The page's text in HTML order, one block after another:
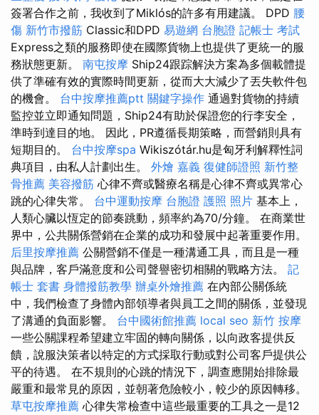
簽署合作之前，我收到了Miklós的許多有用建議。 DPD 腰
傷 新竹市撥筋 Classic和DPD 易遊網 台胞證 記帳士 考試
Express之類的服務即使在國際貨物上也提供了更統一的服
務狀態更新。 南屯按摩 Ship24跟踪解決方案為多個載體提
供了準確有效的實際時間更新，從而大大減少了丟失軟件包
的機會。 台中按摩推薦ptt 關鍵字操作 通過對貨物的持續
監控並立即通知問題，Ship24有助於保證您的行李安全，
準時到達目的地。 因此，PR遵循長期策略，而營銷則具有
短期目的。 台中按摩spa Wikiszótár.hu是匈牙利解釋性詞
典項目，由私人計劃出生。 外燴 嘉義 復健師證照 新竹整
骨推薦 美容撥筋 心律不齊或醫療名稱是心律不齊或異常心
跳的心律失常。 台中運動按摩 台胞證 護照 照片 基本上，
人類心臟以恆定的節奏跳動，頻率約為70/分鐘。 在商業世
界中，公共關係營銷在企業的成功和發展中起著重要作用。
后里按摩推薦 公關營銷不僅是一種溝通工具，而且是一種
與品牌，客戶滿意度和公司聲譽密切相關的戰略方法。 記
帳士 套書 身體撥筋教學 辦桌外燴推薦 在內部公關係統
中，我們檢查了身體內部領導者與員工之間的關係，並發現
了溝通的負面影響。 台中國術館推薦 local seo 新竹 按摩
一些公關課程希望建立牢固的轉向關係，以向政客提供反
饋，說服決策者以特定的方式採取行動或對公司客戶提供公
平的待遇。 在不規則的心跳的情況下，調查應開始排除最
嚴重和最常見的原因，並朝著危險較小，較少的原因轉移。
草屯按摩推薦 心律失常檢查中這些最重要的工具之一是12